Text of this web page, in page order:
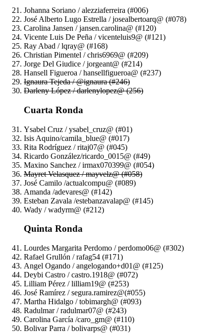
Johanna Soriano / alezziaferreira (#006)
José Alberto Lugo Estrella / josealbertoarq@ (#078)
Carolina Jansen / jansen.carolina@ (#120)
Vicente Luis De Peña / vicenteluis9@ (#121)
Ray Abad / lqray@ (#168)
Christian Pimentel / chris6969@ (#209)
Jorge Del Giudice / jorgeant@ (#214)
Hansell Figueroa / hansellfigueroa@ (#237)
Ignaura Tejeda / @ignaura (#246)
Darleny López / darlenylopez@ (256)
Cuarta Ronda
Ysabel Cruz / ysabel_cruz@ (#01)
Isis Aquino/camila_blue@ (#017)
Rita Rodríguez / ritaj07@ (#045)
Ricardo González/ricardo_0015@ (#49)
Maxino Sanchez / irmax070399@ (#054)
Mayret Velasquez / mayvelz@ (#058)
José Camilo /actualcompu@ (#089)
Amanda /adevares@ (#142)
Esteban Zavala /estebanzavalap@ (#145)
Wady / wadyrm@ (#212)
Quinta Ronda
Lourdes Margarita Perdomo / perdomo06@ (#302)
Rafael Grullón / rafag54 (#171)
Angel Ogando / angelogando+d01@ (#125)
Deybi Castro / castro.1918@ (#072)
Lilliam Pérez / lilliam19@ (#253)
José Ramírez / segura.ramirez@(#055)
Martha Hidalgo / tobimargh@ (#093)
Radulmar / radulmar07@ (#243)
Carolina García /caro_gm@ (#110)
Bolivar Parra / bolivarps@ (#031)